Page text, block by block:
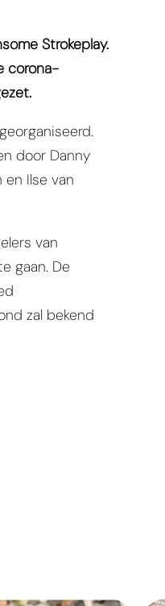
Strokeplay.
corona-
door Danny
Ilse van
van
gaan. De
zal bekend